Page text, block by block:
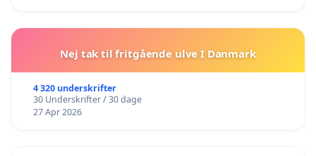
Nej tak til fritgående ulve I Danmark
4 320 underskrifter
30 Underskrifter / 30 dage
27 Apr 2026